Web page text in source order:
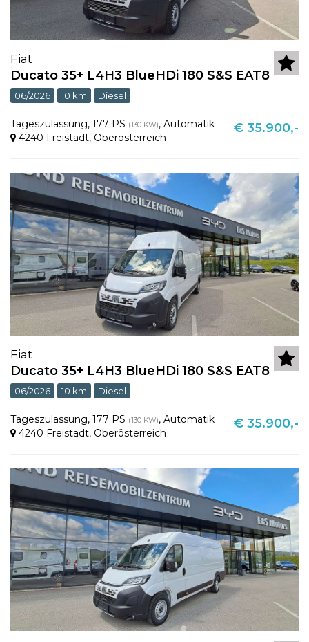
Fiat
Ducato 35+ L4H3 BlueHDi 180 S&S EAT8
06/2026 10 km Diesel
Tageszulassung, 177 PS (130 KW), Automatik
4240 Freistadt, Oberösterreich
€ 35.900,-
Fiat
Ducato 35+ L4H3 BlueHDi 180 S&S EAT8
06/2026 10 km Diesel
Tageszulassung, 177 PS (130 KW), Automatik
4240 Freistadt, Oberösterreich
€ 35.900,-